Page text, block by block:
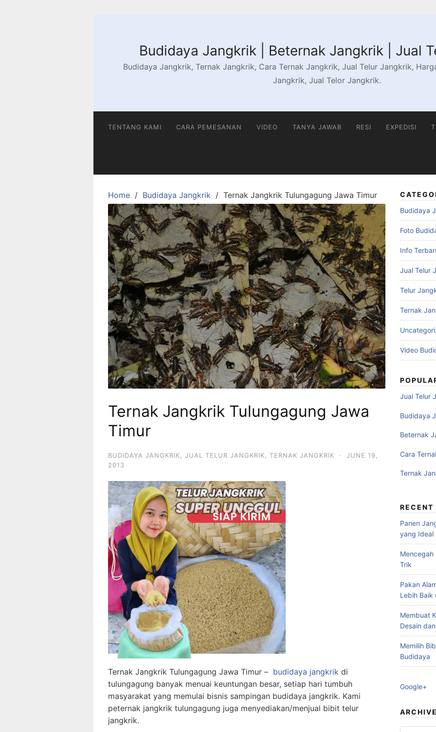
Budidaya Jangkrik | Beternak Jangkrik | Jual
Budidaya Jangkrik, Ternak Jangkrik, Cara Ternak Jangkrik, Jual Telur Jangkrik,
Jangkrik, Jual Telor Jangkrik.
TENTANG KAMI CARA PEMESANAN VIDEO TANYA JAWAB RESI EXPEDISI
Home Budidaya Jangkrik Ternak Jangkrik Tulungagung Jawa Timur
Ternak Jangkrik Tulungagung Jawa
Timur
BUDIDAYA JANGKRIK JUAL TELUR JANGKRIK TERNAK JANGKRIK ·
JUNE 19,
2013
Ternak Jangkrik Tulungagung Jawa Timur – budidaya jangkrik di
tulungagung banyak menuai keuntungan besar, setiap hari tumbuh
masyarakat yang memulai bisnis sampingan budidaya jangkrik. Kami
peternak jangkrik tulungagung juga menyediakan/menjual bibit telur
jangkrik.
Budidaya
Foto
Info
Jual Telur
Telur
Ternak
Video
Jual Telur
Budidaya
Beternak
Cara
Ternak
RECENT
Panen
yang Ideal
Trik
Pakan
Lebih Baik
Membuat
Desain
Memilih
Budidaya
Google+
Archives